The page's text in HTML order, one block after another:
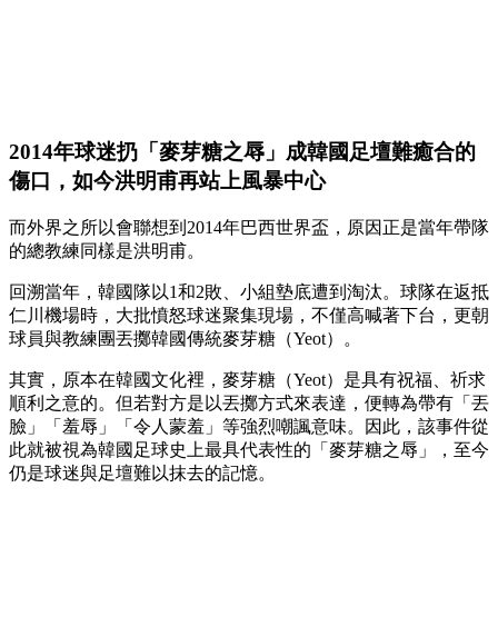
2014年球迷扔「麥芽糖之辱」成韓國足壇難癒合的
傷口，如今洪明甫再站上風暴中心
而外界之所以會聯想到2014年巴西世界盃，原因正是當年帶隊
的總教練同樣是洪明甫。
回溯當年，韓國隊以1和2敗、小組墊底遭到淘汰。球隊在返抵
仁川機場時，大批憤怒球迷聚集現場，不僅高喊著下台，更朝
球員與教練團丟擲韓國傳統麥芽糖（Yeot）。
其實，原本在韓國文化裡，麥芽糖（Yeot）是具有祝福、祈求
順利之意的。但若對方是以丟擲方式來表達，便轉為帶有「丟
臉」「羞辱」「令人蒙羞」等強烈嘲諷意味。因此，該事件從
此就被視為韓國足球史上最具代表性的「麥芽糖之辱」，至今
仍是球迷與足壇難以抹去的記憶。